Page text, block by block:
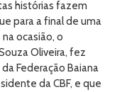
histórias fazem
para a final de uma
ocasião, o
Oliveira, fez
Federação Baiana
da CBF, e que